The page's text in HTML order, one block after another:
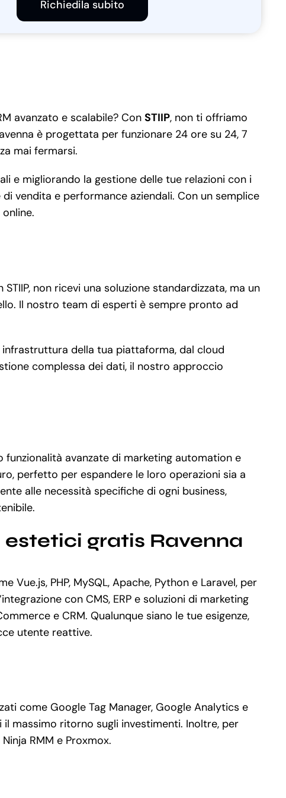
Richiedila subito
avanzato e scalabile? Con STIIP, non ti offriamo
è progettata per funzionare 24 ore su 24, 7
mai fermarsi.
e migliorando la gestione delle tue relazioni con i
vendita e performance aziendali. Con un semplice
non ricevi una soluzione standardizzata, ma un
Il nostro team di esperti è sempre pronto ad
della tua piattaforma, dal cloud
complessa dei dati, il nostro approccio
avanzate di marketing automation e
perfetto per espandere le loro operazioni sia a
alle necessità specifiche di ogni business,
gratis Ravenna
PHP, MySQL, Apache, Python e Laravel, per
con CMS, ERP e soluzioni di marketing
e CRM. Qualunque siano le tue esigenze,
utente reattive.
come Google Tag Manager, Google Analytics e
massimo ritorno sugli investimenti. Inoltre, per
RMM e Proxmox.